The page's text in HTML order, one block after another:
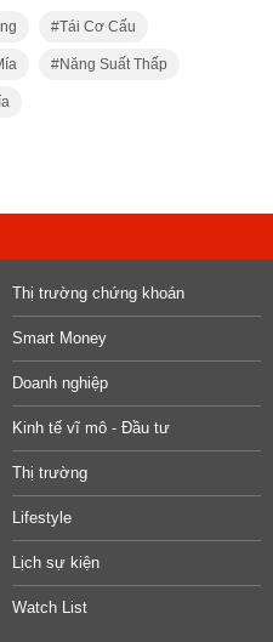
Tái Cơ Cấu
Năng Suất Thấp
Thị trường chứng khoán
Smart Money
Doanh nghiệp
Kinh tế vĩ mô - Đầu tư
Thị trường
Lifestyle
Lịch sự kiện
Watch List